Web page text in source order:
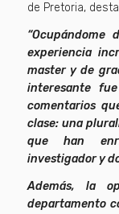
de Pretoria,
experiencia
master y de
interesante
comentarios
clase: una
que han
investigador y
Además, la
departamento